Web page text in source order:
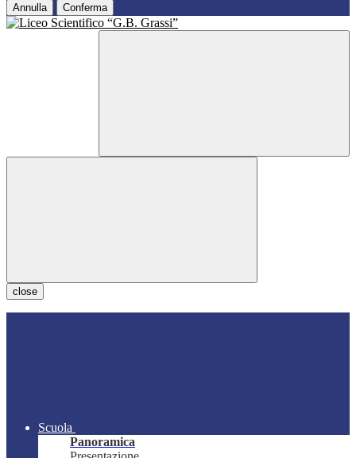
Annulla Conferma
close
Scuola
Panoramica